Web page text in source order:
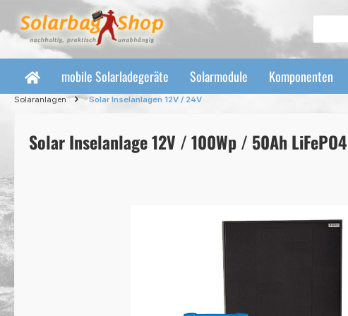
Hauptinhalt springen
Zur Suche springen
Zur Hauptnavigation springen
mobile Solarladegeräte Solarmodule Komponenten
Solaranlagen Solar Inselanlagen 12V / 24V
Solar Inselanlage 12V / 100Wp / 50Ah LiFePO4